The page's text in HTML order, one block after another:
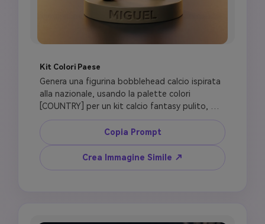
Kit Colori Paese
Genera una figurina bobblehead calcio ispirata
alla nazionale, usando la palette colori
[COUNTRY] per un kit calcio fantasy pulito,
nessun emblema ufficiale, nessun logo sponsor,
nessun dettaglio maglia marchiato. Mantieni la
somiglianza facciale della persona di
riferimento, tono pelle, capelli, barba, trucco e
accessori. Aggiungi numero maglia [NUMBER],
Copia Prompt
Crea Immagine Simile ↗